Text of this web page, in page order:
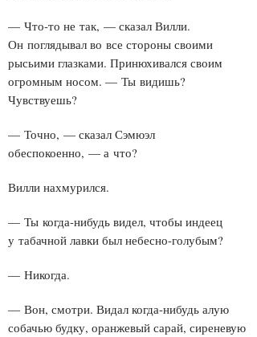
— Что-то не так, — сказал Вилли.
Он поглядывал во все стороны своими
рысьими глазками. Принюхивался своим
огромным носом. — Ты видишь?
Чувствуешь?
— Точно, — сказал Сэмюэл
обеспокоенно, — а что?
Вилли нахмурился.
— Ты когда-нибудь видел, чтобы индеец
у табачной лавки был небесно-голубым?
— Никогда.
— Вон, смотри. Видал когда-нибудь алую
собачью будку, оранжевый сарай, сиреневую